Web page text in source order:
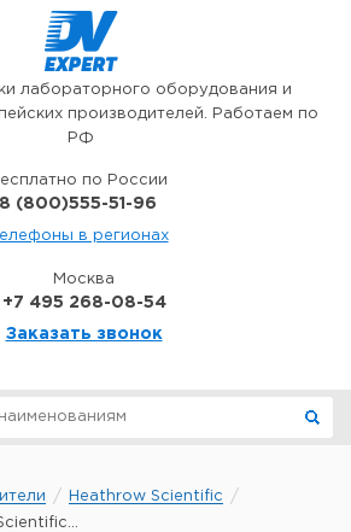
лабораторного оборудования и
производителей. Работаем по
РФ
по России
8 (800)555-51-96
в регионах
Москва
+7 495 268-08-54
Заказать звонок
Heathrow Scientific